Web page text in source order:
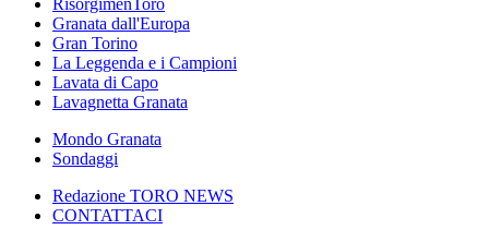
RisorgimenToro
Granata dall'Europa
Gran Torino
La Leggenda e i Campioni
Lavata di Capo
Lavagnetta Granata
Mondo Granata
Sondaggi
Redazione TORO NEWS
CONTATTACI